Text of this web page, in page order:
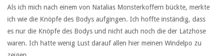
Als ich mich nach einem von Natalias Monsterkoffern bückte, merkte
ich wie die Knöpfe des Bodys aufgingen. Ich hoffte inständig, dass
es nur die Knöpfe des Bodys und nicht auch noch die der Latzhose
waren. Ich hatte wenig Lust darauf allen hier meinen Windelpo zu